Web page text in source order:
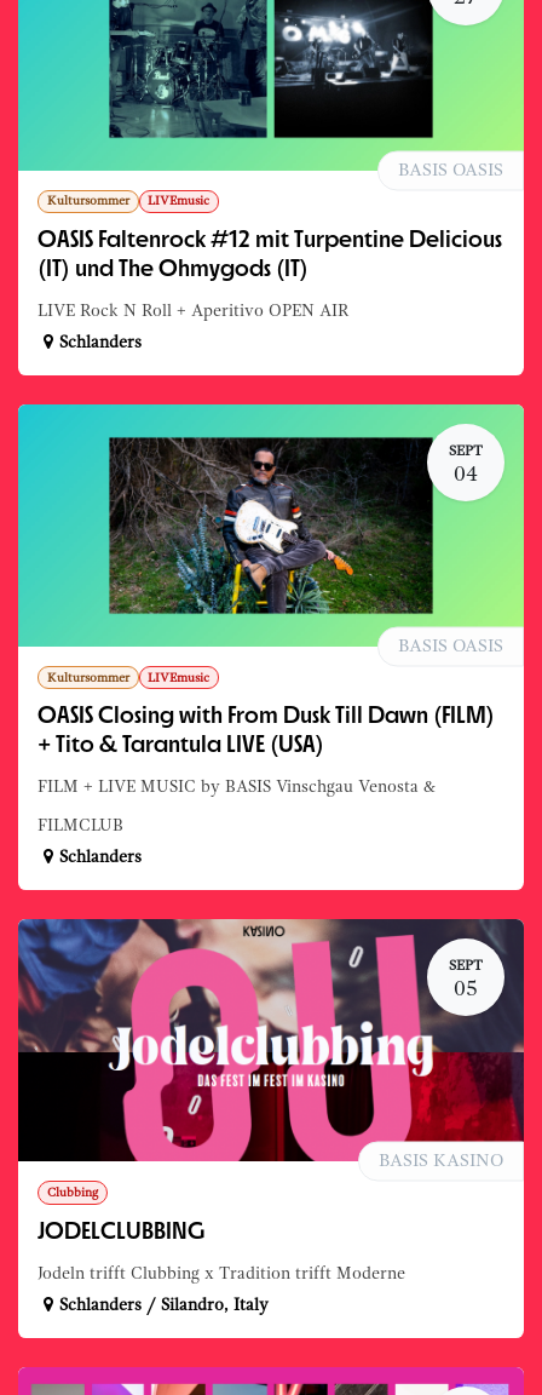
Kultursommer LIVEmusic
OASIS Faltenrock #12 mit Turpentine Delicious
(IT) und The Ohmygods (IT)
LIVE Rock N Roll + Aperitivo OPEN AIR
BASIS OASIS
Schlanders
SEPT
04
Kultursommer LIVEmusic
OASIS Closing with From Dusk Till Dawn (FILM)
+ Tito & Tarantula LIVE (USA)
FILM + LIVE MUSIC by BASIS Vinschgau Venosta &
FILMCLUB
BASIS OASIS
Schlanders
SEPT
05
Clubbing
JODELCLUBBING
Jodeln trifft Clubbing x Tradition trifft Moderne
BASIS KASINO
Schlanders / Silandro, Italy